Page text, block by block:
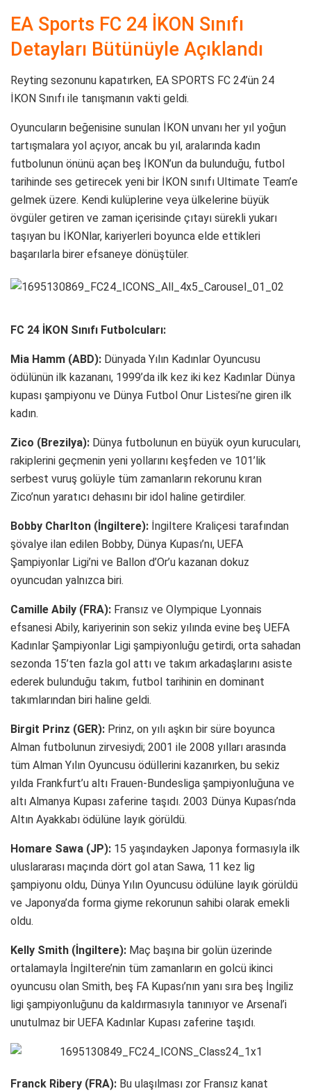
EA Sports FC 24 İKON Sınıfı
Detayları Bütünüyle Açıklandı
Reyting sezonunu kapatırken, EA SPORTS FC 24’ün 24
İKON Sınıfı ile tanışmanın vakti geldi.
Oyuncuların beğenisine sunulan İKON unvanı her yıl yoğun
tartışmalara yol açıyor, ancak bu yıl, aralarında kadın
futbolunun önünü açan beş İKON’un da bulunduğu, futbol
tarihinde ses getirecek yeni bir İKON sınıfı Ultimate Team’e
gelmek üzere. Kendi kulüplerine veya ülkelerine büyük
övgüler getiren ve zaman içerisinde çıtayı sürekli yukarı
taşıyan bu İKONlar, kariyerleri boyunca elde ettikleri
başarılarla birer efsaneye dönüştüler.
FC 24 İKON Sınıfı Futbolcuları:
Mia Hamm (ABD): Dünyada Yılın Kadınlar Oyuncusu
ödülünün ilk kazananı, 1999’da ilk kez iki kez Kadınlar Dünya
kupası şampiyonu ve Dünya Futbol Onur Listesi’ne giren ilk
kadın.
Zico (Brezilya): Dünya futbolunun en büyük oyun kurucuları,
rakiplerini geçmenin yeni yollarını keşfeden ve 101’lik
serbest vuruş golüyle tüm zamanların rekorunu kıran
Zico’nun yaratıcı dehasını bir idol haline getirdiler.
Bobby Charlton (İngiltere): İngiltere Kraliçesi tarafından
şövalye ilan edilen Bobby, Dünya Kupası’nı, UEFA
Şampiyonlar Ligi’ni ve Ballon d’Or’u kazanan dokuz
oyuncudan yalnızca biri.
Camille Abily (FRA): Fransız ve Olympique Lyonnais
efsanesi Abily, kariyerinin son sekiz yılında evine beş UEFA
Kadınlar Şampiyonlar Ligi şampiyonluğu getirdi, orta sahadan
sezonda 15’ten fazla gol attı ve takım arkadaşlarını asiste
ederek bulunduğu takım, futbol tarihinin en dominant
takımlarından biri haline geldi.
Birgit Prinz (GER): Prinz, on yılı aşkın bir süre boyunca
Alman futbolunun zirvesiydi; 2001 ile 2008 yılları arasında
tüm Alman Yılın Oyuncusu ödüllerini kazanırken, bu sekiz
yılda Frankfurt’u altı Frauen-Bundesliga şampiyonluğuna ve
altı Almanya Kupası zaferine taşıdı. 2003 Dünya Kupası’nda
Altın Ayakkabı ödülüne layık görüldü.
Homare Sawa (JP): 15 yaşındayken Japonya formasıyla ilk
uluslararası maçında dört gol atan Sawa, 11 kez lig
şampiyonu oldu, Dünya Yılın Oyuncusu ödülüne layık görüldü
ve Japonya’da forma giyme rekorunun sahibi olarak emekli
oldu.
Kelly Smith (İngiltere): Maç başına bir golün üzerinde
ortalamayla İngiltere’nin tüm zamanların en golcü ikinci
oyuncusu olan Smith, beş FA Kupası’nın yanı sıra beş İngiliz
ligi şampiyonluğunu da kaldırmasıyla tanınıyor ve Arsenal’i
unutulmaz bir UEFA Kadınlar Kupası zaferine taşıdı.
Franck Ribery (FRA): Bu ulaşılması zor Fransız kanat